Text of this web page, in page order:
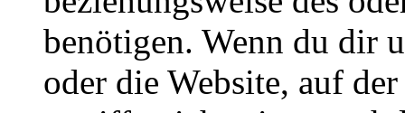
benötigen. Wenn du dir
oder die Website, auf